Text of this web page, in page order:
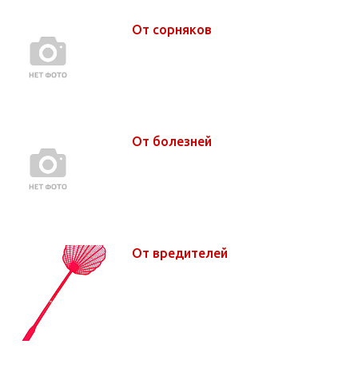
От сорняков
От болезней
От вредителей